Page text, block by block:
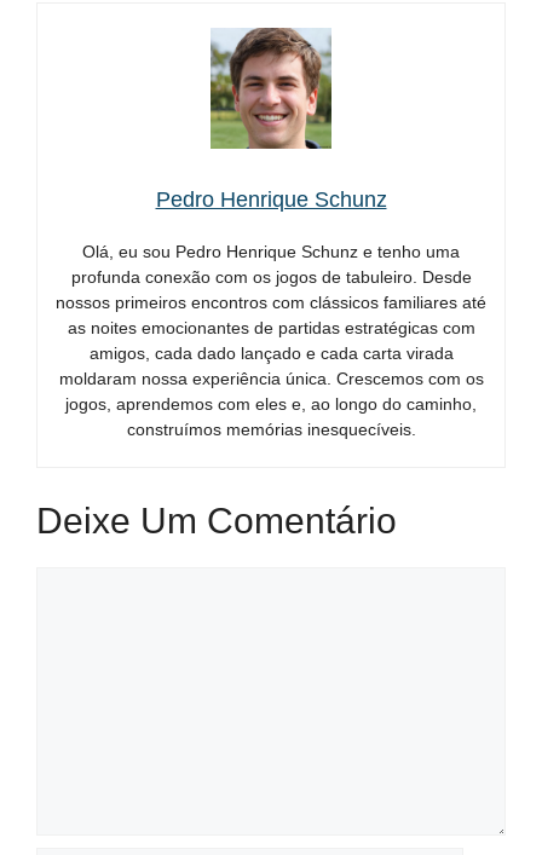
Pedro Henrique Schunz
Olá, eu sou Pedro Henrique Schunz e tenho uma
profunda conexão com os jogos de tabuleiro. Desde
nossos primeiros encontros com clássicos familiares até
as noites emocionantes de partidas estratégicas com
amigos, cada dado lançado e cada carta virada
moldaram nossa experiência única. Crescemos com os
jogos, aprendemos com eles e, ao longo do caminho,
construímos memórias inesquecíveis.
Deixe Um Comentário